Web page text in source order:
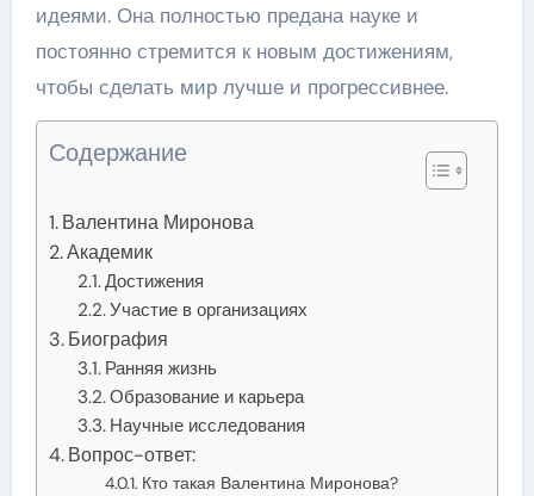
идеями. Она полностью предана науке и
постоянно стремится к новым достижениям,
чтобы сделать мир лучше и прогрессивнее.
Содержание
Валентина Миронова
Академик
Достижения
Участие в организациях
Биография
Ранняя жизнь
Образование и карьера
Научные исследования
Вопрос-ответ:
Кто такая Валентина Миронова?